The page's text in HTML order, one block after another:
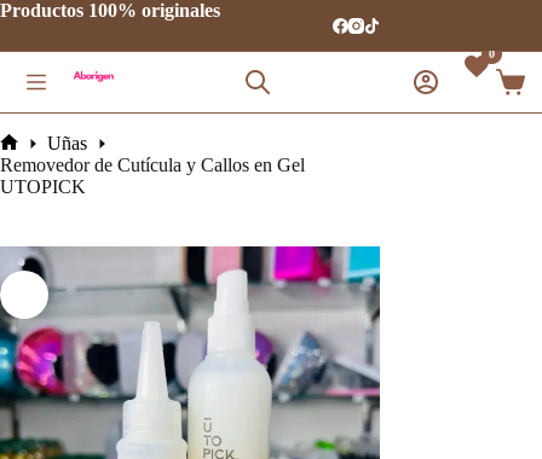
Saltar
contenido
Productos 100% originales
0
Carro
de
Inicio
Uñas
Removedor de Cutícula y Callos en Gel
UTOPICK